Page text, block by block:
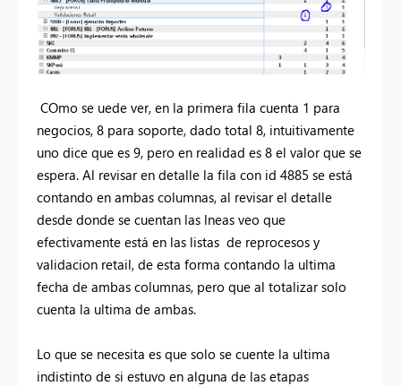
COmo se uede ver, en la primera fila cuenta 1 para
negocios, 8 para soporte, dado total 8, intuitivamente
uno dice que es 9, pero en realidad es 8 el valor que se
espera. Al revisar en detalle la fila con id 4885 se está
contando en ambas columnas, al revisar el detalle
desde donde se cuentan las lneas veo que
efectivamente está en las listas de reprocesos y
validacion retail, de esta forma contando la ultima
fecha de ambas columnas, pero que al totalizar solo
cuenta la ultima de ambas.
Lo que se necesita es que solo se cuente la ultima
indistinto de si estuvo en alguna de las etapas